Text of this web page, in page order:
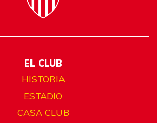
EL CLUB
HISTORIA
ESTADIO
CASA CLUB